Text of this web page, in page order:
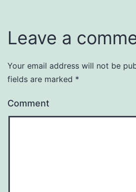
Leave a
Your email address will not be
fields are marked *
Comment